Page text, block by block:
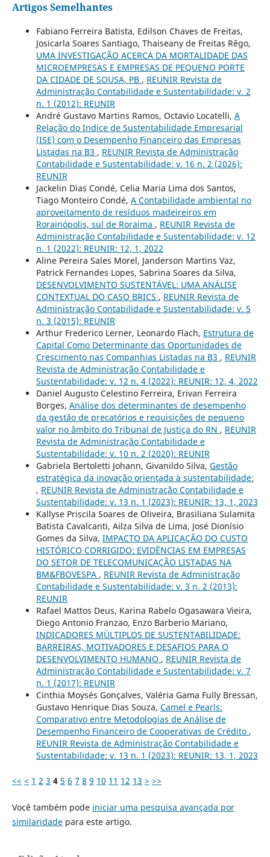
Artigos Semelhantes
Fabiano Ferreira Batista, Edilson Chaves de Freitas,
Josicarla Soares Santiago, Thaiseany de Freitas Rêgo,
UMA INVESTIGAÇÃO ACERCA DA MORTALIDADE DAS
MICROEMPRESAS E EMPRESAS DE PEQUENO PORTE
DA CIDADE DE SOUSA, PB , REUNIR Revista de
Administração Contabilidade e Sustentabilidade: v. 2
n. 1 (2012): REUNIR
André Gustavo Martins Ramos, Octavio Locatelli, A
Relação do Indice de Sustentabilidade Empresarial
(ISE) com o Desempenho Financeiro das Empresas
Listadas na B3 , REUNIR Revista de Administração
Contabilidade e Sustentabilidade: v. 16 n. 2 (2026):
REUNIR
Jackelin Dias Condé, Celia Maria Lima dos Santos,
Tiago Monteiro Condé, A Contabilidade ambiental no
aproveitamento de resíduos madeireiros em
Rorainópolis, sul de Roraima , REUNIR Revista de
Administração Contabilidade e Sustentabilidade: v. 12
n. 1 (2022): REUNIR: 12, 1, 2022
Aline Pereira Sales Morel, Janderson Martins Vaz,
Patrick Fernandes Lopes, Sabrina Soares da Silva,
DESENVOLVIMENTO SUSTENTÁVEL: UMA ANÁLISE
CONTEXTUAL DO CASO BRICS , REUNIR Revista de
Administração Contabilidade e Sustentabilidade: v. 5
n. 3 (2015): REUNIR
Arthur Frederico Lerner, Leonardo Flach, Estrutura de
Capital Como Determinante das Oportunidades de
Crescimento nas Companhias Listadas na B3 , REUNIR
Revista de Administração Contabilidade e
Sustentabilidade: v. 12 n. 4 (2022): REUNIR: 12, 4, 2022
Daniel Augusto Celestino Ferreira, Erivan Ferreira
Borges, Análise dos determinantes de desempenho
da gestão de precatórios e requisições de pequeno
valor no âmbito do Tribunal de Justiça do RN , REUNIR
Revista de Administração Contabilidade e
Sustentabilidade: v. 10 n. 2 (2020): REUNIR
Gabriela Bertoletti Johann, Givanildo Silva, Gestão
estratégica da inovação orientada à sustentabilidade:
, REUNIR Revista de Administração Contabilidade e
Sustentabilidade: v. 13 n. 1 (2023): REUNIR: 13, 1, 2023
Kallyse Priscila Soares de Oliveira, Brasiliana Sulamita
Batista Cavalcanti, Ailza Silva de Lima, José Dionísio
Gomes da Silva, IMPACTO DA APLICAÇÃO DO CUSTO
HISTÓRICO CORRIGIDO: EVIDÊNCIAS EM EMPRESAS
DO SETOR DE TELECOMUNICAÇÃO LISTADAS NA
BM&FBOVESPA , REUNIR Revista de Administração
Contabilidade e Sustentabilidade: v. 3 n. 2 (2013):
REUNIR
Rafael Mattos Deus, Karina Rabelo Ogasawara Vieira,
Diego Antonio Franzao, Enzo Barberio Mariano,
INDICADORES MÚLTIPLOS DE SUSTENTABILIDADE:
BARREIRAS, MOTIVADORES E DESAFIOS PARA O
DESENVOLVIMENTO HUMANO , REUNIR Revista de
Administração Contabilidade e Sustentabilidade: v. 7
n. 1 (2017): REUNIR
Cinthia Moysés Gonçalves, Valéria Gama Fully Bressan,
Gustavo Henrique Dias Souza, Camel e Pearls:
Comparativo entre Metodologias de Análise de
Desempenho Financeiro de Cooperativas de Crédito ,
REUNIR Revista de Administração Contabilidade e
Sustentabilidade: v. 13 n. 1 (2023): REUNIR: 13, 1, 2023
<< < 1 2 3 4 5 6 7 8 9 10 11 12 13 > >>
Você também pode iniciar uma pesquisa avançada por
similaridadepara este artigo.